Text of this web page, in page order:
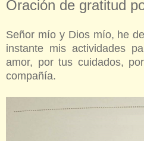
Oración de gratitud
Señor mío y Dios mío, he
instante mis actividades
amor, por tus cuidados,
compañía.